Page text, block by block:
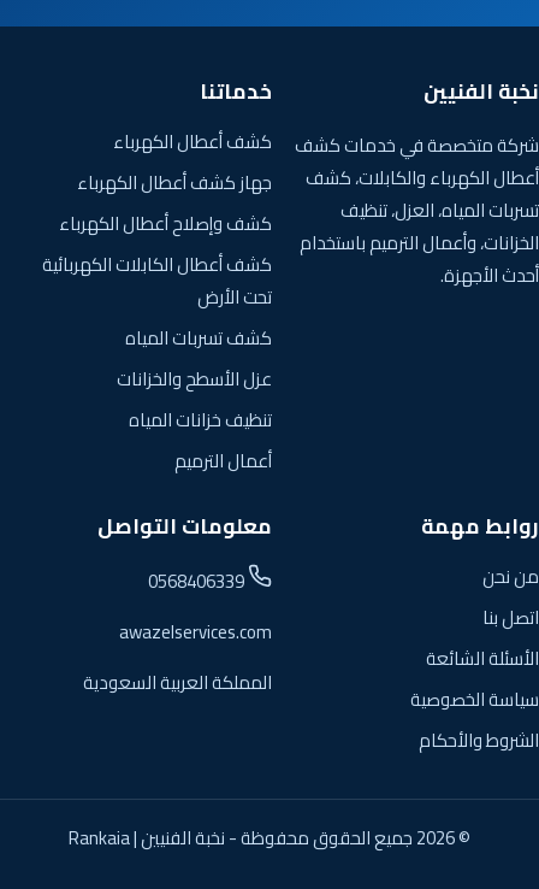
نخبة الفنيين
شركة متخصصة في خدمات كشف
أعطال الكهرباء والكابلات، كشف
تسربات المياه، العزل، تنظيف
الخزانات، وأعمال الترميم باستخدام
أحدث الأجهزة.
خدماتنا
كشف أعطال الكهرباء
جهاز كشف أعطال الكهرباء
كشف وإصلاح أعطال الكهرباء
كشف أعطال الكابلات الكهربائية
تحت الأرض
كشف تسربات المياه
عزل الأسطح والخزانات
تنظيف خزانات المياه
أعمال الترميم
روابط مهمة
من نحن
اتصل بنا
الأسئلة الشائعة
سياسة الخصوصية
الشروط والأحكام
معلومات التواصل
awazelservices.com
المملكة العربية السعودية
© 2026 جميع الحقوق محفوظة - نخبة الفنيين | Rankaia